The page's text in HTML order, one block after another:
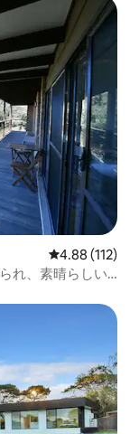
レビュー112
4.88 (112)
れ、素晴らしい